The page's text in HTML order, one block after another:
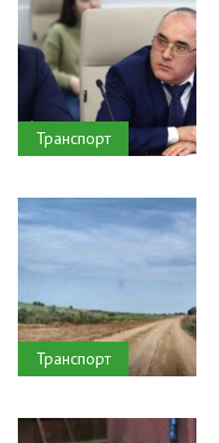
Транспорт
Транспорт